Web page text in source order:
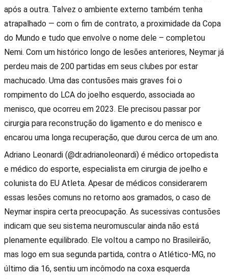
após a outra. Talvez o ambiente externo também tenha
atrapalhado — com o fim de contrato, a proximidade da Copa
do Mundo e tudo que envolve o nome dele – completou
Nemi. Com um histórico longo de lesões anteriores, Neymar já
perdeu mais de 200 partidas em seus clubes por estar
machucado. Uma das contusões mais graves foi o
rompimento do LCA do joelho esquerdo, associada ao
menisco, que ocorreu em 2023. Ele precisou passar por
cirurgia para reconstrução do ligamento e do menisco e
encarou uma longa recuperação, que durou cerca de um ano.
Adriano Leonardi (@dr.adrianoleonardi) é médico ortopedista
e médico do esporte, especialista em cirurgia de joelho e
colunista do EU Atleta. Apesar de médicos considerarem
essas lesões comuns no retorno aos gramados, o caso de
Neymar inspira certa preocupação. As sucessivas contusões
indicam que seu sistema neuromuscular ainda não está
plenamente equilibrado. Ele voltou a campo no Brasileirão,
mas logo em sua segunda partida, contra o Atlético-MG, no
último dia 16, sentiu um incômodo na coxa esquerda